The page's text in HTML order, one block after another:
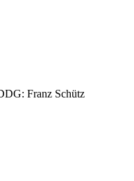
Franz Schütz